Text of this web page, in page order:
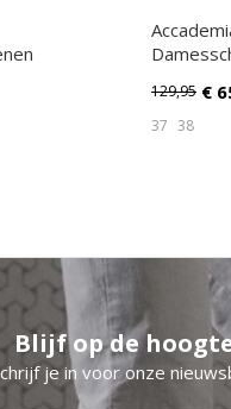
129,95 €
37 38
Blijf op de
je in voor onze